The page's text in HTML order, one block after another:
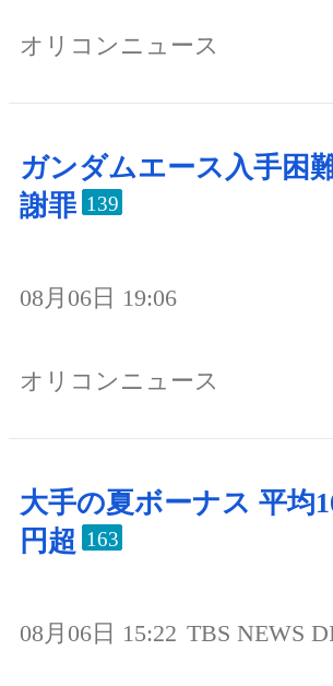
オリコンニュース
ガンダムエース入手困
謝罪 139
08月06日 19:06
オリコンニュース
大手の夏ボーナス 平均
円超 163
08月06日 15:22 TBS NEWS